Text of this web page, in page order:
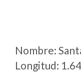
Nombre:
Longitud: